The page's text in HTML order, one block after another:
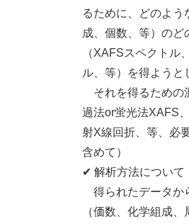
るために、どのよう
成、個数、等）のど
（XAFSスペクトル
ル、等）を得ようと
それを得るための
過法or蛍光法XAFS
射X線回折、等、必
含めて）
✔ 解析方法について
得られたデータか
（価数、化学組成